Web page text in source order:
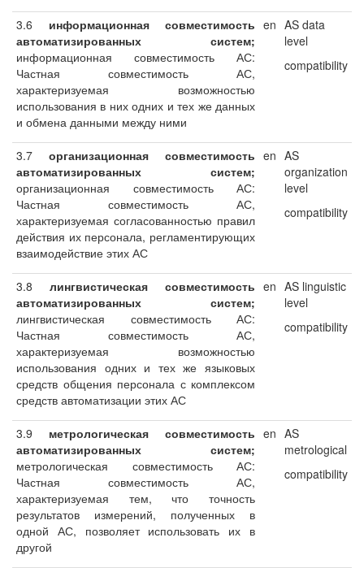
3.6 информационная совместимость
автоматизированных систем;
информационная совместимость АС:
Частная совместимость АС,
характеризуемая возможностью
использования в них одних и тех же данных
и обмена данными между ними
en AS data
level
compatibility
3.7 организационная совместимость
автоматизированных систем;
организационная совместимость АС:
Частная совместимость АС,
характеризуемая согласованностью правил
действия их персонала, регламентирующих
взаимодействие этих АС
en AS
organization
level
compatibility
3.8 лингвистическая совместимость
автоматизированных систем;
лингвистическая совместимость АС:
Частная совместимость АС,
характеризуемая возможностью
использования одних и тех же языковых
средств общения персонала с комплексом
средств автоматизации этих АС
en AS linguistic
level
compatibility
3.9 метрологическая совместимость
автоматизированных систем;
метрологическая совместимость АС:
Частная совместимость АС,
характеризуемая тем, что точность
результатов измерений, полученных в
одной АС, позволяет использовать их в
другой
en AS
metrological
compatibility